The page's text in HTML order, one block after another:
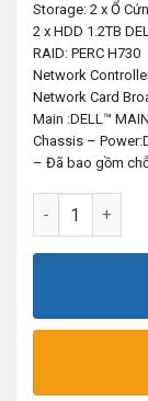
Storage: 2 x Ổ
2 x HDD 1.2TB
RAID: PERC H730
Network
Network Card
Main :DELL™
Chassis –
– Đã bao gồm chỗ
Máy chủ Dell